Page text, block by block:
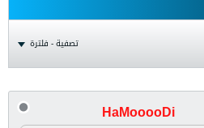
تصفية - فلترة
HaMooooDi